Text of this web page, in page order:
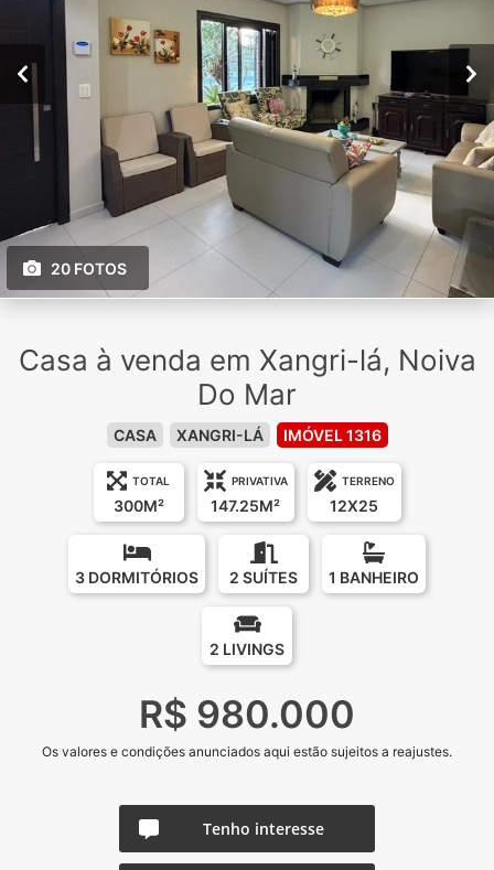
20 FOTOS
Casa à venda em Xangri-lá, Noiva
Do Mar
CASA XANGRI-LÁ IMÓVEL 1316
TOTAL
300M²
PRIVATIVA
147.25M²
TERRENO
12X25
3 DORMITÓRIOS 2 SUÍTES 1 BANHEIRO
2 LIVINGS
R$ 980.000
Os valores e condições anunciados aqui estão sujeitos a reajustes.
Tenho interesse